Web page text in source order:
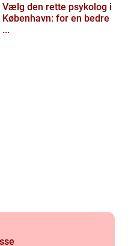
Vælg den rette psykolog i
København: for en bedre
...